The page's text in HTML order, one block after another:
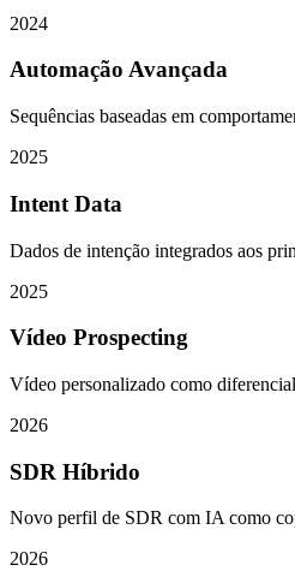
2024
Automação Avançada
Sequências baseadas em
2025
Intent Data
Dados de intenção integrados aos
2025
Vídeo Prospecting
Vídeo personalizado como
2026
SDR Híbrido
Novo perfil de SDR com IA como
2026